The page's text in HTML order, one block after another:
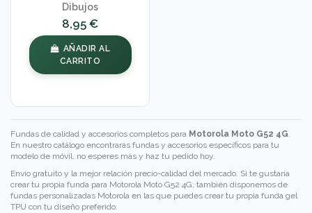
Dibujos
8,95 €
AÑADIR AL
CARRITO
Fundas de calidad y accesorios completos para Motorola Moto G52 4G
En nuestro catálogo encontrarás fundas y accesorios específicos para tu
modelo de móvil, no esperes más y haz tu pedido hoy.
Envío gratuito y la mejor relación precio-calidad del mercado. Si te gustaría
crear tu propia funda para Motorola Moto G52 4G, también disponemos de
fundas personalizadas Motorola en las que puedes crear tu propia funda gel
TPU con tu diseño preferido.